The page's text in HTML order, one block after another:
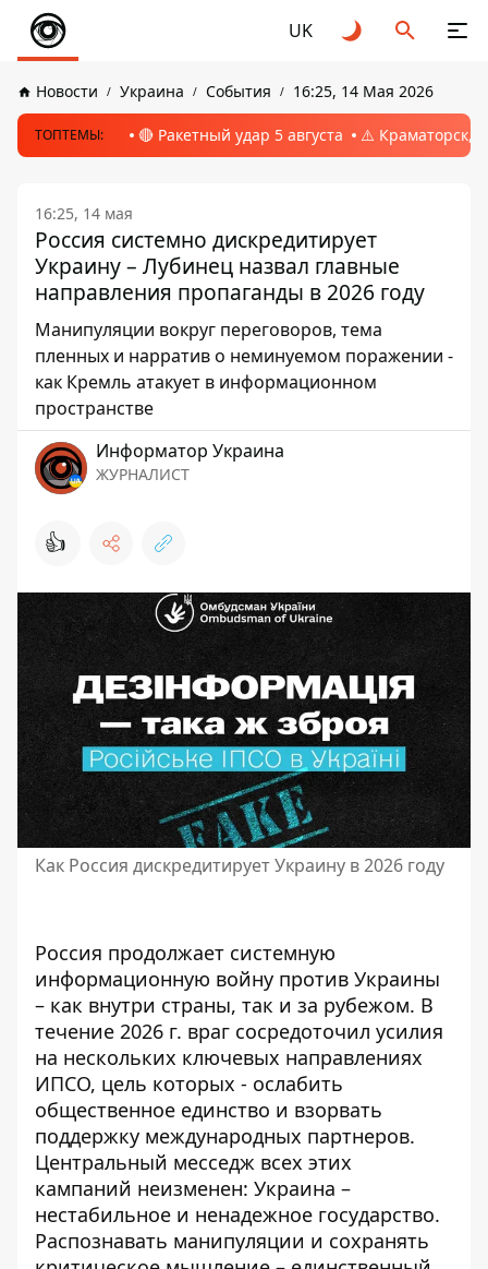
UK
Новости Украина События 16:25, 14 Мая 2026
ТОПТЕМЫ: 🔴 Ракетный удар 5 августа ⚠️ Краматорск,
16:25, 14 мая
Россия системно дискредитирует
Украину – Лубинец назвал главные
направления пропаганды в 2026 году
Манипуляции вокруг переговоров, тема
пленных и нарратив о неминуемом поражении -
как Кремль атакует в информационном
пространстве
Информатор Украина
ЖУРНАЛИСТ
👍
Как Россия дискредитирует Украину в 2026 году
Россия продолжает системную
информационную войну против Украины
– как внутри страны, так и за рубежом. В
течение 2026 г. враг сосредоточил усилия
на нескольких ключевых направлениях
ИПСО, цель которых - ослабить
общественное единство и взорвать
поддержку международных партнеров.
Центральный месседж всех этих
кампаний неизменен: Украина –
нестабильное и ненадежное государство.
Распознавать манипуляции и сохранять